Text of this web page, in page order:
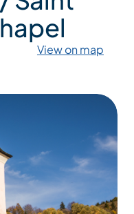
View on map